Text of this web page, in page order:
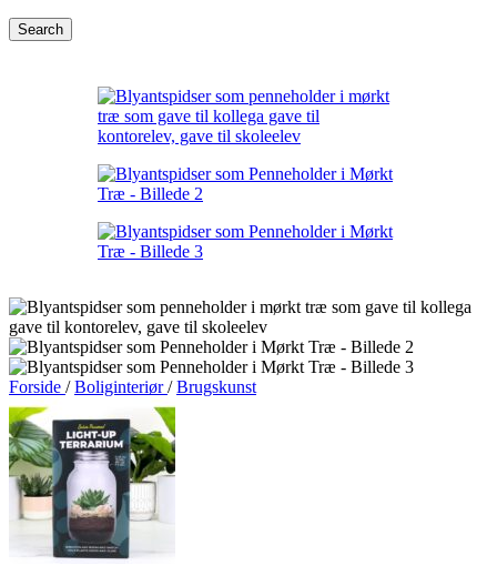
Search
Forside / Boliginteriør/ Brugskunst